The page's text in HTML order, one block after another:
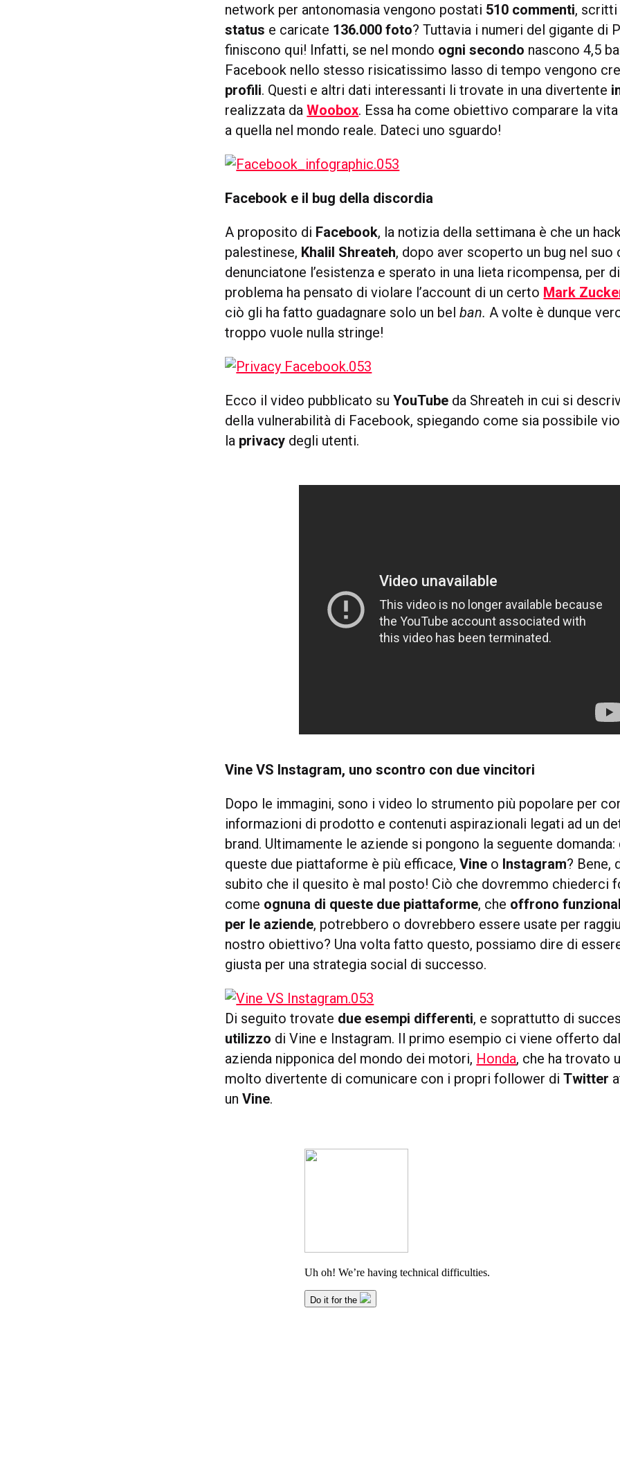
network per antonomasia vengono postati 510 commenti, scritti
status e caricate 136.000 foto? Tuttavia i numeri del gigante di
finiscono qui! Infatti, se nel mondo ogni secondo nascono 4,5
Facebook nello stesso risicatissimo lasso di tempo vengono
profili. Questi e altri dati interessanti li trovate in una divertente
realizzata daWoobox. Essa ha come obiettivo comparare la
a quella nel mondo reale. Dateci uno sguardo!
Facebook e il bug della discordia
A proposito di Facebook, la notizia della settimana è che un
palestinese, Khalil Shreateh, dopo aver scoperto un bug nel suo
denunciatone l’esistenza e sperato in una lieta ricompensa, per
problema ha pensato di violare l’account di un certo Mark
ciò gli ha fatto guadagnare solo un belban. A volte è dunque
troppo vuole nulla stringe!
Ecco il video pubblicato suYouTube da Shreateh in cui si
della vulnerabilità di Facebook, spiegando come sia possibile
la privacy degli utenti.
Vine VS Instagram, uno scontro con due vincitori
Dopo le immagini, sono i video lo strumento più popolare per
informazioni di prodotto e contenuti aspirazionali legati ad un
brand. Ultimamente le aziende si pongono la seguente domanda:
queste due piattaforme è più efficace,Vine o Instagram? Bene,
subito che il quesito è mal posto! Ciò che dovremmo chiederci
come ognuna di queste due piattaforme, che offrono
per le aziende, potrebbero o dovrebbero essere usate per
nostro obiettivo? Una volta fatto questo, possiamo dire di
giusta per una strategia social di successo.
Di seguito trovate due esempi differenti, e soprattutto di
utilizzo di Vine e Instagram. Il primo esempio ci viene offerto
azienda nipponica del mondo dei motori, Honda, che ha trovato
molto divertente di comunicare con i propri follower diTwitter
unVine.